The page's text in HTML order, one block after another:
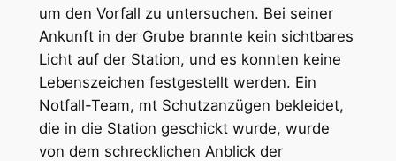
um den Vorfall zu untersuchen. Bei seiner
Ankunft in der Grube brannte kein sichtbares
Licht auf der Station, und es konnten keine
Lebenszeichen festgestellt werden. Ein
Notfall-Team, mt Schutzanzügen bekleidet,
die in die Station geschickt wurde, wurde
von dem schrecklichen Anblick der